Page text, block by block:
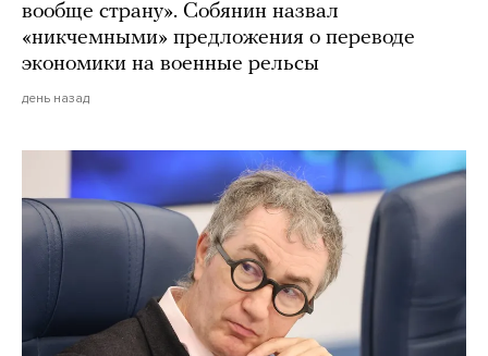
вообще страну». Собянин назвал
«никчемными» предложения о переводе
экономики на военные рельсы
день назад